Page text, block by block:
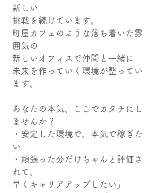
新しい
挑戦を続けています。
町屋カフェのような落ち着いた雰
囲気の
新しいオフィスで仲間と一緒に
未来を作っていく環境が整ってい
ます。
あなたの本気、ここでカタチにし
ませんか？
・安定した環境で、本気で稼ぎた
い
・頑張った分だけちゃんと評価さ
れて、
早くキャリアアップしたい」